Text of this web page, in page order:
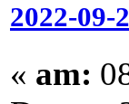
2022-
« am: